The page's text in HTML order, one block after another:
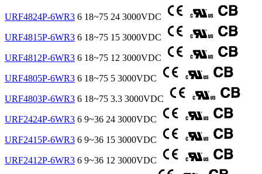
URF4824P-6WR3 6 18~75 24 3000VDC
URF4815P-6WR3 6 18~75 15 3000VDC
URF4812P-6WR3 6 18~75 12 3000VDC
URF4805P-6WR3 6 18~75 5 3000VDC
URF4803P-6WR3 6 18~75 3.3 3000VDC
URF2424P-6WR3 6 9~36 24 3000VDC
URF2415P-6WR3 6 9~36 15 3000VDC
URF2412P-6WR3 6 9~36 12 3000VDC